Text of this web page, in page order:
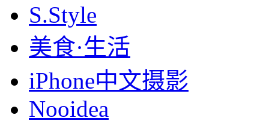
S.Style
美食·生活
iPhone中文摄影
Nooidea